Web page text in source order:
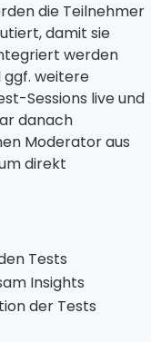
die Teilnehmer
damit sie
werden
ggf. weitere
Sessions live und
danach
Moderator aus
direkt
Tests
Insights
der Tests